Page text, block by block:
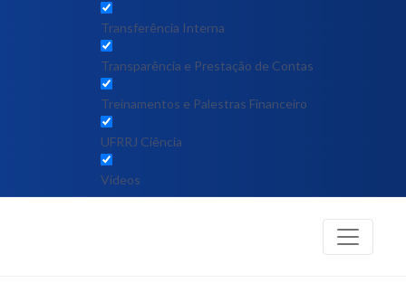
Transferência Interna
Transparência e Prestação de Contas
Treinamentos e Palestras Financeiro
UFRRJ Ciência
Vídeos